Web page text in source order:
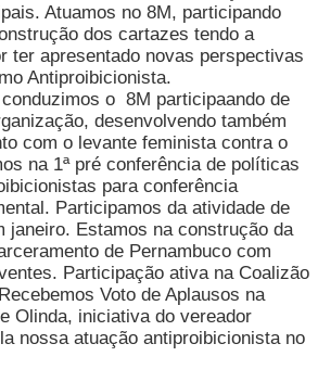
Atuamos no 8M, participando
dos cartazes tendo a
ter apresentado novas perspectivas
Antiproibicionista.
o 8M participaando de
desenvolvendo também
com o levante feminista contra o
na 1ª pré conferência de políticas
para conferência
Participamos da atividade de
janeiro. Estamos na construção da
de Pernambuco com
Participação ativa na Coalizão
Voto de Aplausos na
Olinda, iniciativa do vereador
nossa atuação antiproibicionista no